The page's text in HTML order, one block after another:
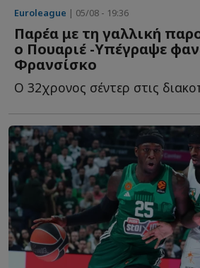
Euroleague | 05/08 - 19:36
Παρέα με τη γαλλική
ο Πουαριέ -Υπέγραψε
Φρανσίσκo